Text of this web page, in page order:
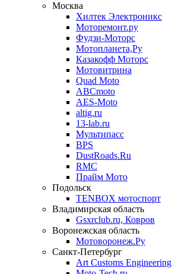
Москва
Хилтек Электроникс
Моторемонт.ру
Фудзи-Моторс
Мотопланета,Ру
Казакофф Моторс
Мотовитрина
Quad Moto
ABCmoto
AES-Moto
altig.ru
13-lab.ru
Мультипасс
BPS
DustRoads.Ru
RMC
Прайм Мото
Подольск
TENBOX мотоспорт
Владимирская область
Gsxrclub.ru, Ковров
Воронежская область
Мотоворонеж.Ру
Санкт-Петербург
Art Customs Engineering